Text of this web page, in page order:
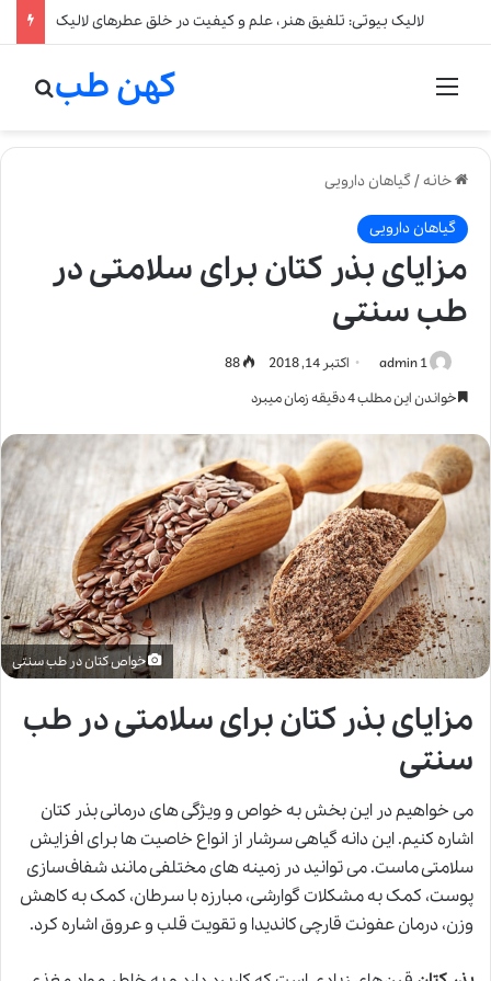
لالیک بیوتی: تلفیق هنر، علم و کیفیت در خلق عطرهای لالیک
منو کهن طب
خانه/ گیاهان دارویی
گیاهان دارویی
مزایای بذر کتان برای سلامتی در
طب سنتی
admin 1 اکتبر 14, 2018
خواندن این مطلب 4 دقیقه زمان میبرد
خواص کتان در طب سنتی
مزایای بذر کتان برای سلامتی در طب
سنتی
می خواهیم در این بخش به خواص و ویژگی های درمانی بذر کتان
اشاره کنیم. این دانه گیاهی سرشار از انواع خاصیت ها برای افزایش
سلامتی ماست. می توانید در زمینه های مختلفی مانند شفاف‌سازی
پوست، کمک به مشکلات گوارشی، مبارزه با سرطان، کمک به کاهش
وزن، درمان عفونت قارچی کاندیدا و تقویت قلب و عروق اشاره کرد.